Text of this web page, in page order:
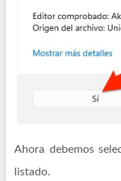
Ahora debemos
listado.